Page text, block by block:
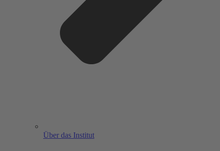
Über das Institut